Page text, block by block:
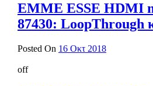
EMME ESSE HDMI
87430: LoopThrough
Posted On 16 Οκτ 2018
off